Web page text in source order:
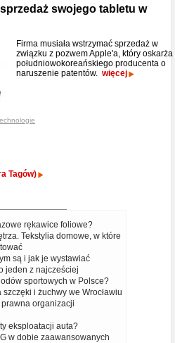
swojego tabletu w
Firma musiała wstrzymać sprzedaż w
związku z pozwem Apple'a, który oskarża
południowokoreańskiego producenta o
naruszenie patentów. więcej
Tagów)
rękawice foliowe?
Tekstylia domowe, w które
są i jak je wystawiać
jeden z najcześciej
sportowych w Polsce?
i żuchwy we Wrocławiu
prawna organizacji
eksploatacji auta?
w dobie zaawansowanych